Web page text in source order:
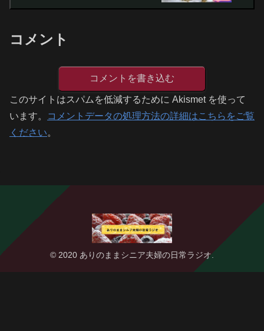
コメント
コメントを書き込む
このサイトはスパムを低減するために Akismet を使って
います。
コメントデータの処理方法の詳細はこちらをご覧
ください。
© 2020 ありのままシニア夫婦の日常ラジオ.